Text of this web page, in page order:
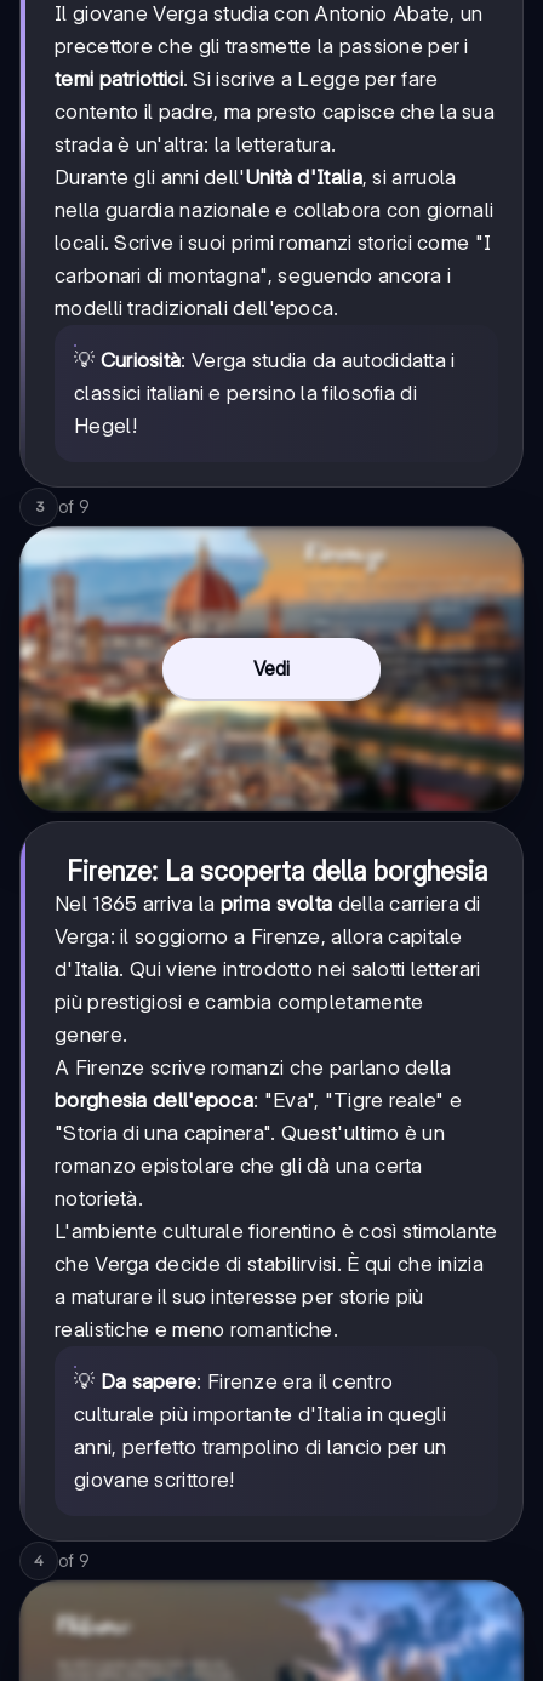
Il giovane Verga studia con Antonio Abate, un
precettore che gli trasmette la passione per i
temi patriottici. Si iscrive a Legge per fare
contento il padre, ma presto capisce che la sua
strada è un'altra: la letteratura.
Durante gli anni dell'Unità d'Italia, si arruola
nella guardia nazionale e collabora con giornali
locali. Scrive i suoi primi romanzi storici come "I
carbonari di montagna", seguendo ancora i
modelli tradizionali dell'epoca.
💡 Curiosità: Verga studia da autodidatta i
classici italiani e persino la filosofia di
Hegel!
3 of 9
Vedi
Firenze: La scoperta della borghesia
Nel 1865 arriva la prima svolta della carriera di
Verga: il soggiorno a Firenze, allora capitale
d'Italia. Qui viene introdotto nei salotti letterari
più prestigiosi e cambia completamente
genere.
A Firenze scrive romanzi che parlano della
borghesia dell'epoca: "Eva", "Tigre reale" e
"Storia di una capinera". Quest'ultimo è un
romanzo epistolare che gli dà una certa
notorietà.
L'ambiente culturale fiorentino è così stimolante
che Verga decide di stabilirvisi. È qui che inizia
a maturare il suo interesse per storie più
realistiche e meno romantiche.
💡 Da sapere: Firenze era il centro
culturale più importante d'Italia in quegli
anni, perfetto trampolino di lancio per un
giovane scrittore!
4 of 9